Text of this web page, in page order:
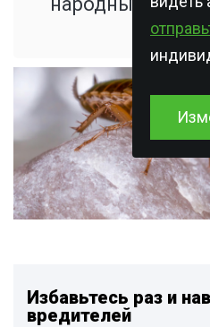
Избавьтесь раз и
вредителей